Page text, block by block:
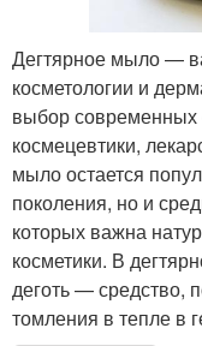
Дегтярное мыло —
косметологии и
выбор современных
космецевтики,
мыло остается
поколения, но и
которых важна
косметики. В
деготь — средство,
томления в тепле в